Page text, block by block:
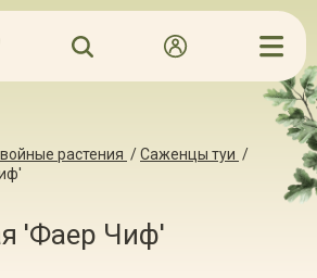
растения /Саженцы туи /
'Фаер Чиф'